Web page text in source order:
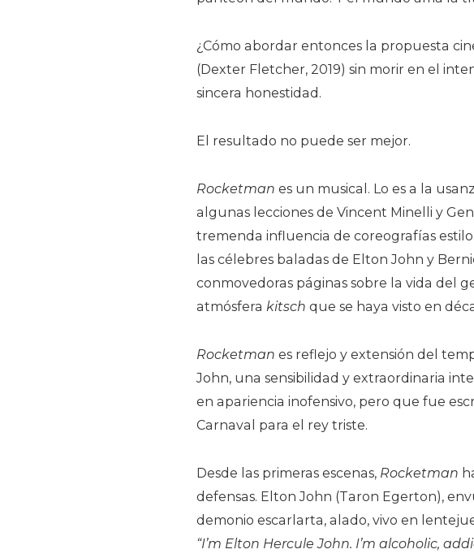
¿Cómo abordar entonces la propuesta
(Dexter Fletcher, 2019) sin morir en el
sincera honestidad.
El resultado no puede ser mejor.
Rocketman es un musical. Lo es a la
algunas lecciones de Vincent Minelli y
tremenda influencia de coreografías estilo
las célebres baladas de Elton John y
conmovedoras páginas sobre la vida del
atmósfera kitsch que se haya visto en
Rocketman es reflejo y extensión del
John, una sensibilidad y extraordinaria
en apariencia inofensivo, pero que fue
Carnaval para el rey triste.
Desde las primeras escenas, Rocketman
defensas. Elton John (Taron Egerton),
demonio escarlarta, alado, vivo en
“I’m Elton Hercule John. I’m alcoholic,